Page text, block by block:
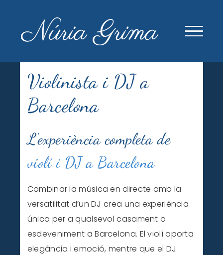
content
Violinista i DJ a
Barcelona
L’experiència completa de
violí i DJ a Barcelona
Combinar la música en directe amb la
versatilitat d’un DJ crea una experiència
única per a qualsevol casament o
esdeveniment a Barcelona. El violí aporta
elegància i emoció, mentre que el DJ